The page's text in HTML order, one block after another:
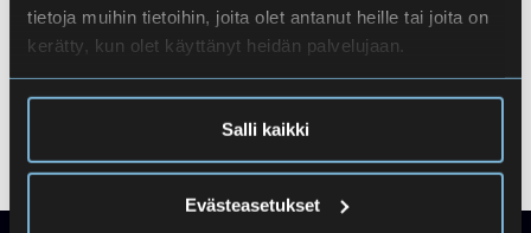
tietoja muihin tietoihin, joita olet antanut heille tai joita on
kerätty, kun olet käyttänyt heidän palvelujaan.
Salli kaikki
Evästeasetukset